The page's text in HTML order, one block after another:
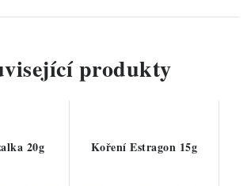
produkty
20g Koření Estragon 15g